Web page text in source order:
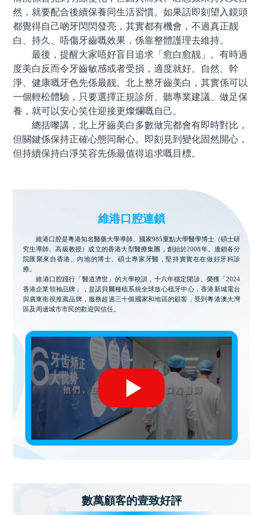
然，就要配合後續保養同生活習慣。如果話即刻望入鏡頭
都覺得自己啲牙閃閃發亮，其實都有機會，不過真正靓
白、持久、唔傷牙齒嘅效果，係靠整體護理去維持。
最後，提醒大家唔好盲目追求「愈白愈靓」。有時過
度美白反而令牙齒敏感或者受損，適度就好。自然、幹
淨、健康嘅牙色先係最靓。北上整牙齒美白，其實係可以
一個輕松體驗，只要選擇正規診所、聽專業建議、做足保
養，就可以安心笑住迎接更燦爛嘅自己。
總括嚟講，北上牙齒美白多數做完都會有即時對比，
但關鍵係保持正確心態同耐心。即刻見到變化固然開心，
但持續保持白淨笑容先係最值得追求嘅目標。
維港口腔連鎖
維港口腔是粵港知名醫藥大學導師、國家985重點大學醫學博士（碩士研
究生導師、高級教授）成立的香港大型醫療集團，創始於2008年。連鎖各分
院匯聚來自香港、內地的博士、碩士專家牙醫，堅持實實在在做好牙科診
療。
維港口腔踐行「醫道濟世」的大學校訓，十六年穩定開診。榮獲「2024
香港企業領袖品牌」，是諾貝爾種植系統全球放心植牙中心，香港新城電台
與廣東衛視推薦品牌，服務超過三十個國家和地區的顧客，受到粵港澳大灣
區及周邊城市市民的歡迎與信任。
數萬顧客的壹致好評